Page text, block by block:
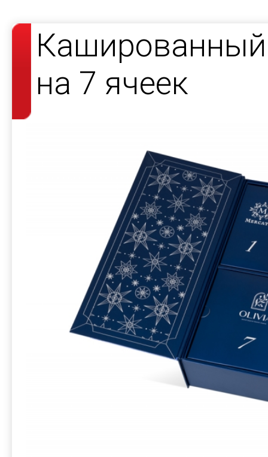
Кашированный
на 7 ячеек